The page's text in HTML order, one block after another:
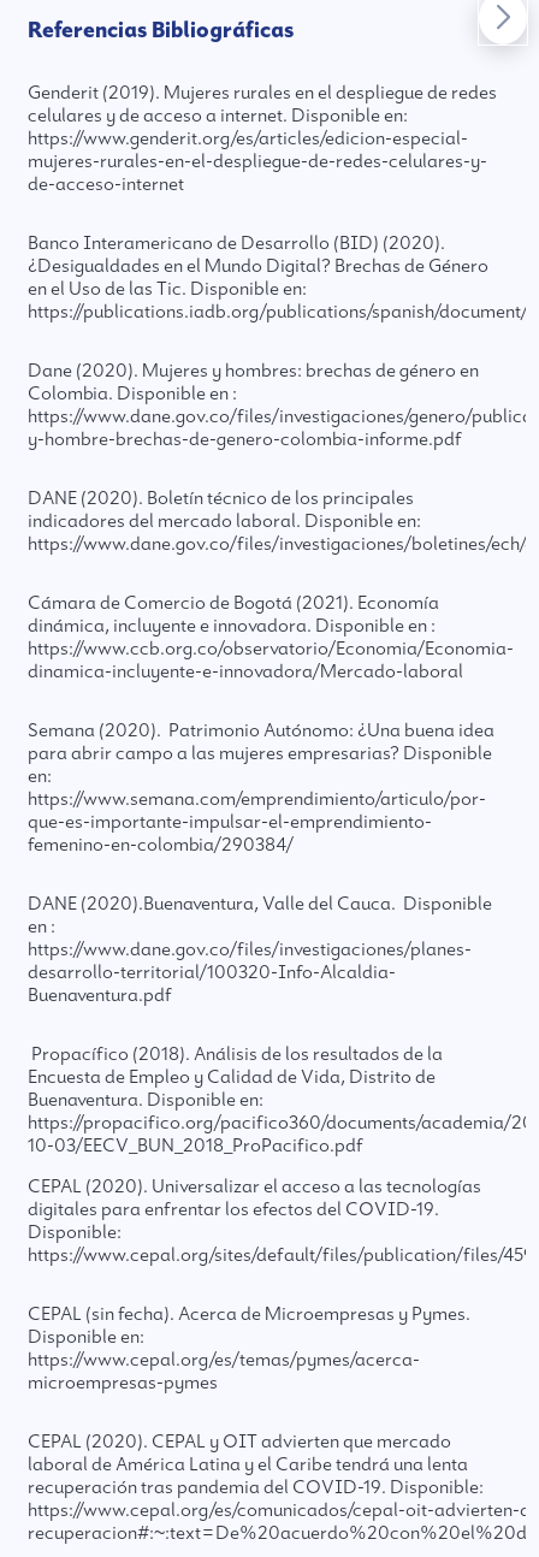
Referencias Bibliográficas
Genderit (2019). Mujeres rurales en el despliegue de redes
celulares y de acceso a internet. Disponible en:
https://www.genderit.org/es/articles/edicion-especial-
mujeres-rurales-en-el-despliegue-de-redes-celulares-y-
de-acceso-internet
Banco Interamericano de Desarrollo (BID) (2020).
¿Desigualdades en el Mundo Digital? Brechas de Género
en el Uso de las Tic. Disponible en:
https://publications.iadb.org/publications/spanish/document/
Dane (2020). Mujeres y hombres: brechas de género en
Colombia. Disponible en :
https://www.dane.gov.co/files/investigaciones/genero/
y-hombre-brechas-de-genero-colombia-informe.pdf
DANE (2020). Boletín técnico de los principales
indicadores del mercado laboral. Disponible en:
https://www.dane.gov.co/files/investigaciones/boletines/ech/
Cámara de Comercio de Bogotá (2021). Economía
dinámica, incluyente e innovadora. Disponible en :
https://www.ccb.org.co/observatorio/Economia/Economia-
dinamica-incluyente-e-innovadora/Mercado-laboral
Semana (2020). Patrimonio Autónomo: ¿Una buena idea
para abrir campo a las mujeres empresarias? Disponible
en:
https://www.semana.com/emprendimiento/articulo/por-
que-es-importante-impulsar-el-emprendimiento-
femenino-en-colombia/290384/
DANE (2020).Buenaventura, Valle del Cauca. Disponible
en :
https://www.dane.gov.co/files/investigaciones/planes-
desarrollo-territorial/100320-Info-Alcaldia-
Buenaventura.pdf
Propacífico (2018). Análisis de los resultados de la
Encuesta de Empleo y Calidad de Vida, Distrito de
Buenaventura. Disponible en:
https://propacifico.org/pacifico360/documents/academia/
10-03/EECV_BUN_2018_ProPacifico.pdf
CEPAL (2020). Universalizar el acceso a las tecnologías
digitales para enfrentar los efectos del COVID-19.
Disponible:
https://www.cepal.org/sites/default/files/publication/files/
CEPAL (sin fecha). Acerca de Microempresas y Pymes.
Disponible en:
https://www.cepal.org/es/temas/pymes/acerca-
microempresas-pymes
CEPAL (2020). CEPAL y OIT advierten que mercado
laboral de América Latina y el Caribe tendrá una lenta
recuperación tras pandemia del COVID-19. Disponible:
https://www.cepal.org/es/comunicados/cepal-oit-